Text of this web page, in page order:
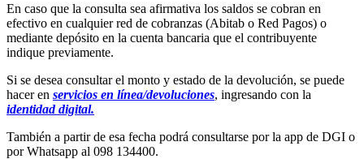
En caso que la consulta sea afirmativa los saldos se cobran en
efectivo en cualquier red de cobranzas (Abitab o Red Pagos) o
mediante depósito en la cuenta bancaria que el contribuyente
indique previamente.
Si se desea consultar el monto y estado de la devolución, se puede
hacer en servicios en línea/devoluciones, ingresando con la
identidad digital.
También a partir de esa fecha podrá consultarse por la app de DGI o
por Whatsapp al 098 134400.